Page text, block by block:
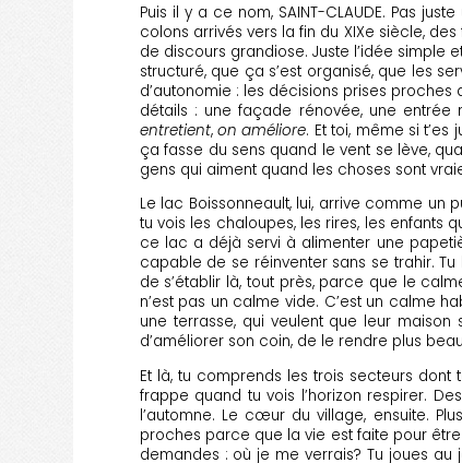
Puis il y a ce nom, SAINT-CLAUDE. Pas
colons arrivés vers la fin du XIXe siècle,
de discours grandiose. Juste l’idée simple
structuré, que ça s’est organisé, que les
d’autonomie : les décisions prises
détails : une façade rénovée, une entrée
entretient,on améliore. Et toi, même si
ça fasse du sens quand le vent se lève,
gens qui aiment quand les choses sont
Le lac Boissonneault, lui, arrive comme un
tu vois les chaloupes, les rires, les enfants
ce lac a déjà servi à alimenter une
capable de se réinventer sans se trahir.
de s’établir là, tout près, parce que le
n’est pas un calme vide. C’est un calme
une terrasse, qui veulent que leur
d’améliorer son coin, de le rendre plus
Et là, tu comprends les trois secteurs
frappe quand tu vois l’horizon respirer.
l’automne. Le cœur du village, ensuite.
proches parce que la vie est faite pour
demandes : où je me verrais? Tu joues